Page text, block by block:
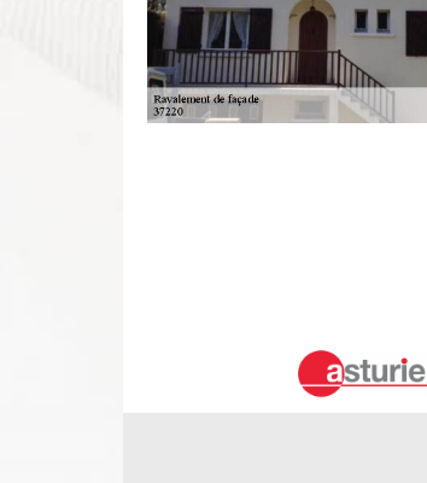
demande de rénovation de façade
Peinture façade Rilly Sur
Il n’y a pas de plus attrayant que